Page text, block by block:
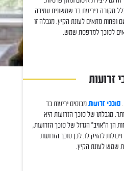
מקורה ביריעת בד שמשונית עמידה
ופחות מתאים לעונת הקיץ. מגבלה זו
לסוכך למרפסת שמש.
זרועות
סוככי זרועותמכוסים יריעות בד
מגבלתו של סוכך הזרועות היא
הן ה"אויב" הגדול של סוכך הזרועות,
להזיק לו. לכן סוכך הזרועות
שמש לעונת הקיץ.